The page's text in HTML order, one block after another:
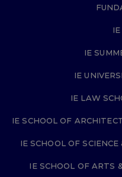
IE
IE
IE LAW
IE SCHOOL OF
IE SCHOOL OF
IE SCHOOL OF ARTS